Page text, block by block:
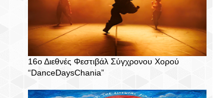
16ο Διεθνές Φεστιβάλ Σύγχρονου Χορού
“DanceDaysChania”